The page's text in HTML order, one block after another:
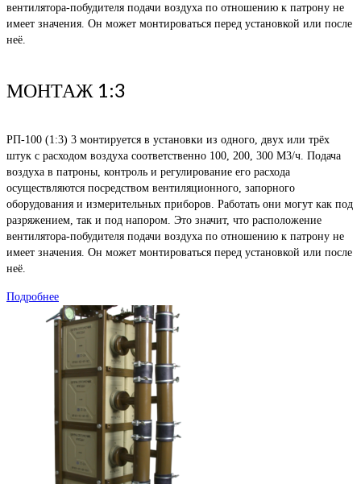
вентилятора-побудителя подачи воздуха по отношению к патрону не
имеет значения. Он может монтироваться перед установкой или после
неё.
МОНТАЖ 1:3
РП-100 (1:3) 3 монтируется в установки из одного, двух или трёх
штук с расходом воздуха соответственно 100, 200, 300 М3/ч. Подача
воздуха в патроны, контроль и регулирование его расхода
осуществляются посредством вентиляционного, запорного
оборудования и измерительных приборов. Работать они могут как под
разряжением, так и под напором. Это значит, что расположение
вентилятора-побудителя подачи воздуха по отношению к патрону не
имеет значения. Он может монтироваться перед установкой или после
неё.
Подробнее